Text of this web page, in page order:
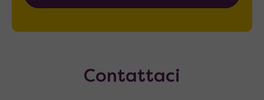
Contattaci